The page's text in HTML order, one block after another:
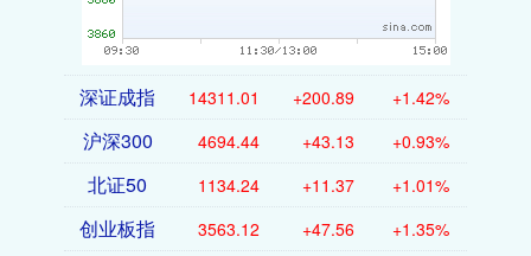
深证成指 14311.01 +200.89 +1.42%
沪深300 4694.44 +43.13 +0.93%
北证50 1134.24 +11.37 +1.01%
创业板指 3563.12 +47.56 +1.35%